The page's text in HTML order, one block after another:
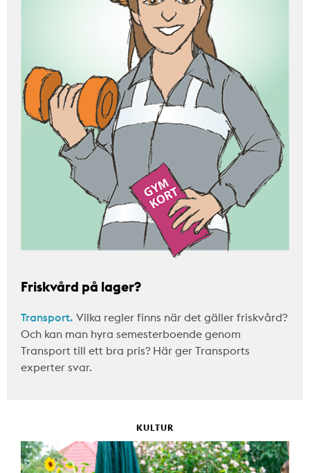
Friskvård på lager?
Transport. Vilka regler finns när det gäller friskvård?
Och kan man hyra semesterboende genom
Transport till ett bra pris? Här ger Transports
experter svar.
KULTUR